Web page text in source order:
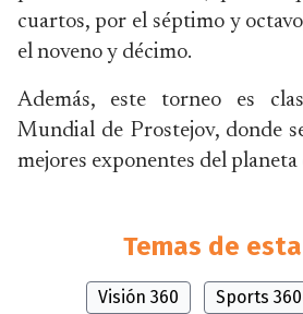
cuartos, por el séptimo y
el noveno y décimo.
Además, este torneo es
Mundial de Prostejov, donde
mejores exponentes del planeta
Temas de
Visión 360 Sports 360